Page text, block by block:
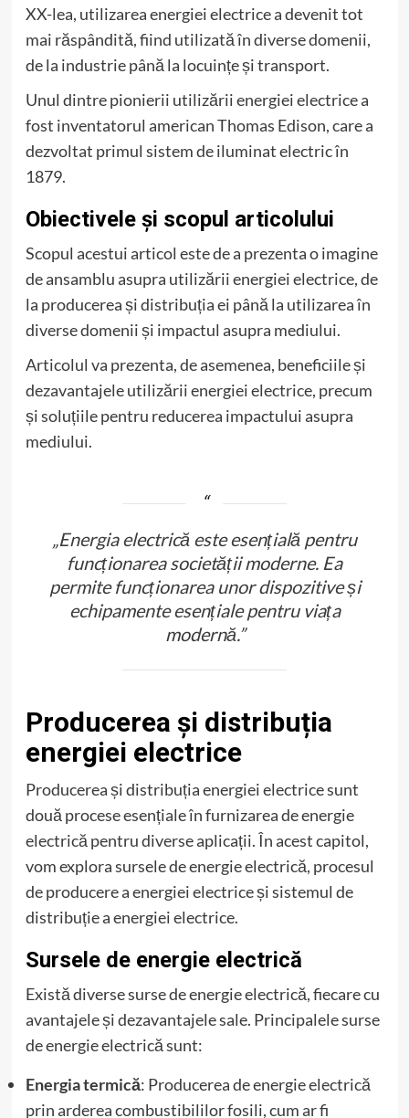
XX-lea, utilizarea energiei electrice a devenit tot
mai răspândită, fiind utilizată în diverse domenii,
de la industrie până la locuințe și transport.
Unul dintre pionierii utilizării energiei electrice a
fost inventatorul american Thomas Edison, care a
dezvoltat primul sistem de iluminat electric în
1879.
Obiectivele și scopul articolului
Scopul acestui articol este de a prezenta o imagine
de ansamblu asupra utilizării energiei electrice, de
la producerea și distribuția ei până la utilizarea în
diverse domenii și impactul asupra mediului.
Articolul va prezenta, de asemenea, beneficiile și
dezavantajele utilizării energiei electrice, precum
și soluțiile pentru reducerea impactului asupra
mediului.
„Energia electrică este esențială pentru
funcționarea societății moderne. Ea
permite funcționarea unor dispozitive și
echipamente esențiale pentru viața
modernă.”
Producerea și distribuția
energiei electrice
Producerea și distribuția energiei electrice sunt
două procese esențiale în furnizarea de energie
electrică pentru diverse aplicații. În acest capitol,
vom explora sursele de energie electrică, procesul
de producere a energiei electrice și sistemul de
distribuție a energiei electrice.
Sursele de energie electrică
Există diverse surse de energie electrică, fiecare cu
avantajele și dezavantajele sale. Principalele surse
de energie electrică sunt:
Energia termică: Producerea de energie electrică
prin arderea combustibililor fosili, cum ar fi